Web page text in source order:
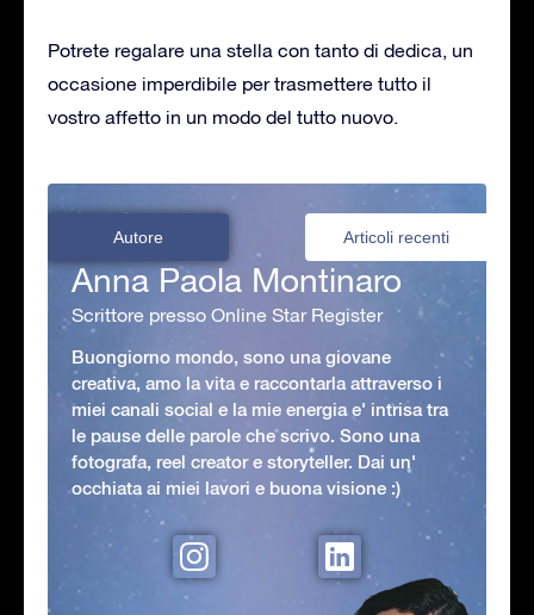
Potrete regalare una stella con tanto di dedica, un
occasione imperdibile per trasmettere tutto il
vostro affetto in un modo del tutto nuovo.
Autore Articoli recenti
Anna Paola Montinaro
Scrittore presso Online Star Register
Buongiorno mondo, sono una giovane
creativa, amo la vita e raccontarla attraverso i
miei canali social e la mie energia e' intrisa tra
le pause delle parole che scrivo. Sono una
fotografa, reel creator e storyteller. Dai un'
occhiata ai miei lavori e buona visione :)